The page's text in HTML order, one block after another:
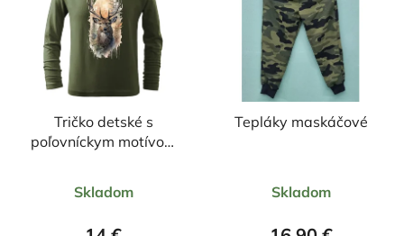
Tričko detské s
poľovníckym motívom
hodnotenie
produktu
Skladom
Tepláky maskáčové
hodnotenie
produktu
Skladom